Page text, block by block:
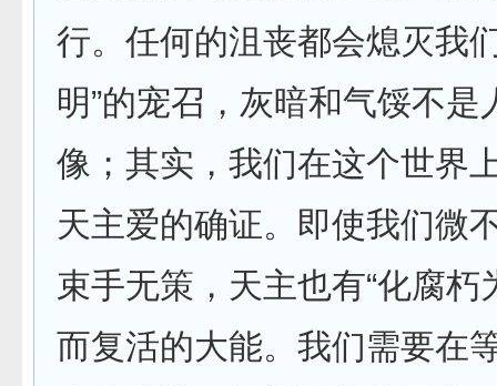
行。任何的沮丧都会熄灭我
明”的宠召，灰暗和气馁不是
像；其实，我们在这个世界
天主爱的确证。即使我们微
束手无策，天主也有“化腐朽
而复活的大能。我们需要在